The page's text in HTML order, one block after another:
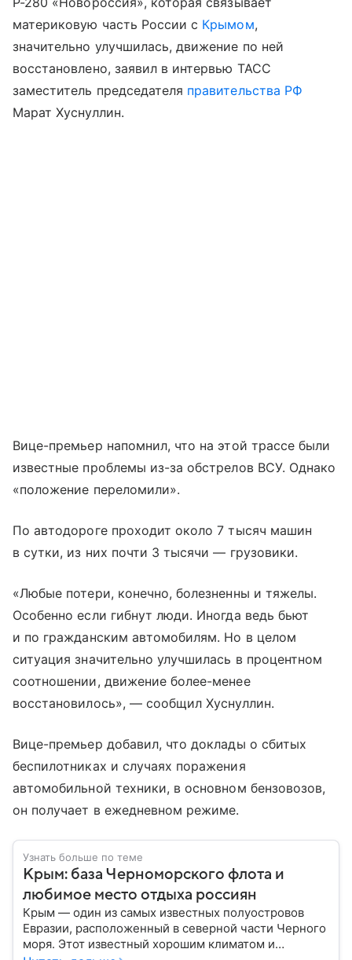
материковую часть России с Крымом,
значительно улучшилась, движение по ней
восстановлено, заявил в интервью ТАСС
заместитель председателя правительства РФ
Марат Хуснуллин.
Вице-премьер напомнил, что на этой трассе были
известные проблемы из-за обстрелов ВСУ. Однако
«положение переломили».
По автодороге проходит около 7 тысяч машин
в сутки, из них почти 3 тысячи — грузовики.
«Любые потери, конечно, болезненны и тяжелы.
Особенно если гибнут люди. Иногда ведь бьют
и по гражданским автомобилям. Но в целом
ситуация значительно улучшилась в процентном
соотношении, движение более-менее
восстановилось», — сообщил Хуснуллин.
Вице-премьер добавил, что доклады о сбитых
беспилотниках и случаях поражения
автомобильной техники, в основном бензовозов,
он получает в ежедневном режиме.
Узнать больше по теме
Крым: база Черноморского флота и
любимое место отдыха россиян
Крым — один из самых известных полуостровов
Евразии, расположенный в северной части Черного
моря. Этот известный хорошим климатом и